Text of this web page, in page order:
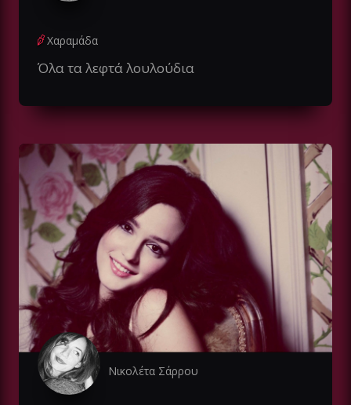
Χαραμάδα
Όλα τα λεφτά λουλούδια
Νικολέτα Σάρρου